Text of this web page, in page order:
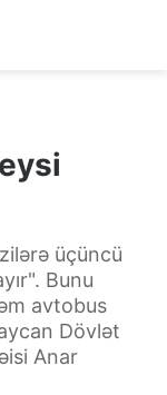
üçüncü
Bunu
avtobus
Dövlət
Anar